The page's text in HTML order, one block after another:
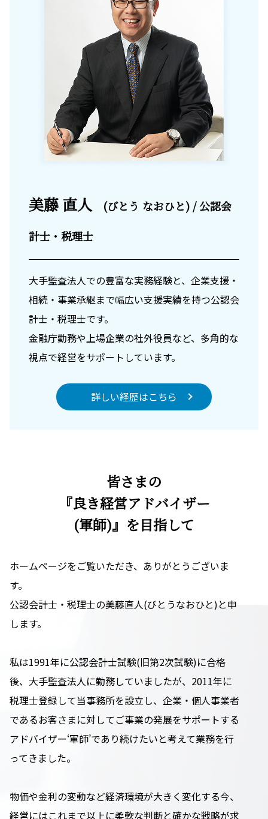
美藤 直人
(びとう なおひと) / 公認会
計士・税理士
大手監査法人での豊富な実務経験と、企業支援・
相続・事業承継まで幅広い支援実績を持つ公認会
計士・税理士です。
金融庁勤務や上場企業の社外役員など、多角的な
視点で経営をサポートしています。
詳しい経歴はこちら
皆さまの
『良き経営アドバイザー
(軍師)』を目指して
ホームページをご覧いただき、ありがとうございま
す。
公認会計士・税理士の美藤直人(びとうなおひと)と申
します。
私は1991年に公認会計士試験(旧第2次試験)に合格
後、大手監査法人に勤務していましたが、2011年に
税理士登録して当事務所を設立し、企業・個人事業者
であるお客さまに対してご事業の発展をサポートする
アドバイザー‘軍師’であり続けたいと考えて業務を行
ってきました。
物価や金利の変動など経済環境が大きく変化する今、
経営にはこれまで以上に柔軟な判断と確かな戦略が求